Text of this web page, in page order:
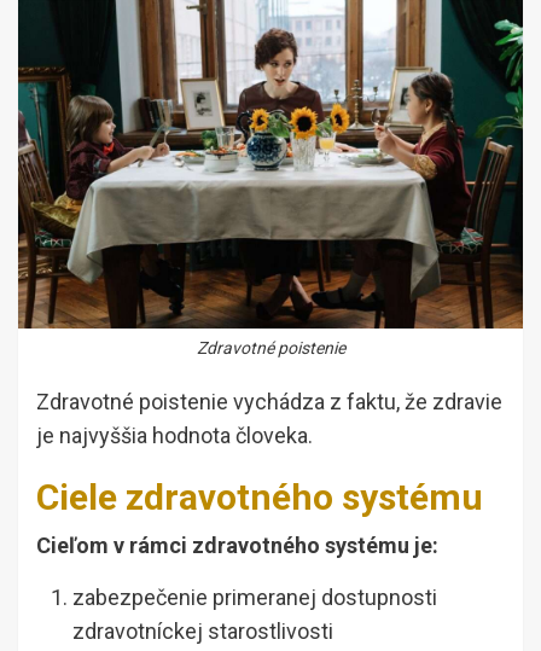
Zdravotné poistenie
Zdravotné poistenie vychádza z faktu, že zdravie
je najvyššia hodnota človeka.
Ciele zdravotného systému
Cieľom v rámci zdravotného systému je:
zabezpečenie primeranej dostupnosti
zdravotníckej starostlivosti